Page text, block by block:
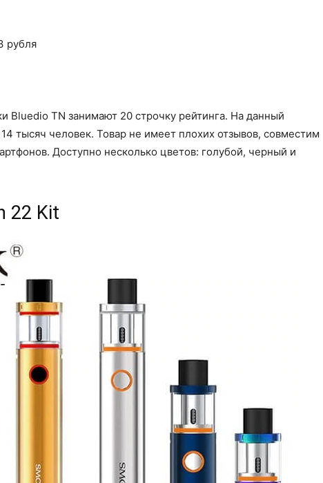
рубля
Bluedio TN занимают 20 строчку рейтинга. На данный
тысяч человек. Товар не имеет плохих отзывов, совместим
Доступно несколько цветов: голубой, черный и
22 Kit